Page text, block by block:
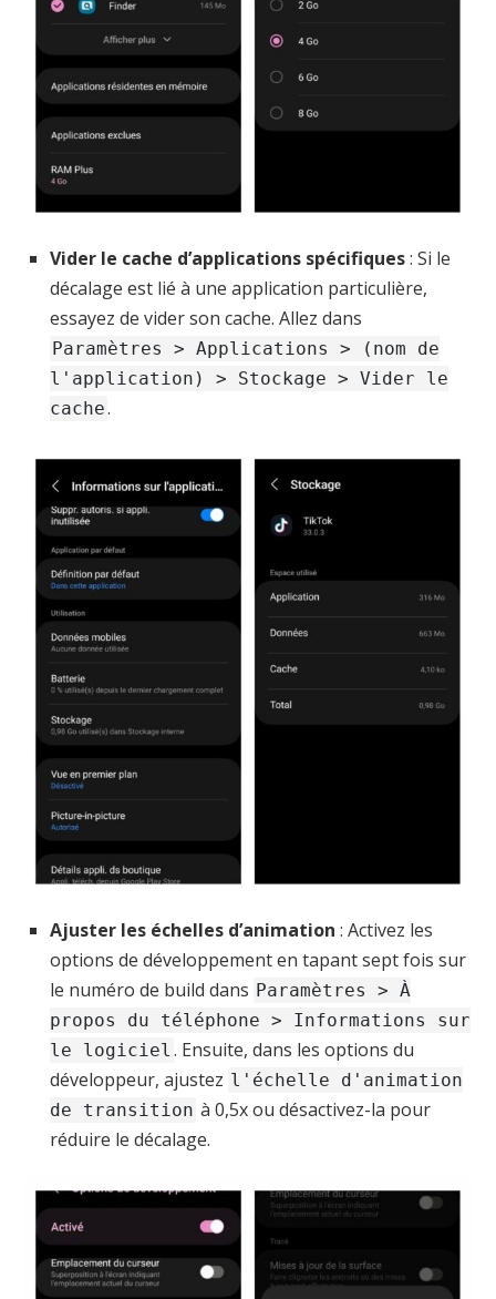
Vider le cache d’applications spécifiques: Si le
décalage est lié à une application particulière,
essayez de vider son cache. Allez dans
Paramètres > Applications > (nom de
l'application) > Stockage > Vider le
cache.
Ajuster les échelles d’animation : Activez les
options de développement en tapant sept fois sur
le numéro de build dans Paramètres > À
propos du téléphone > Informations sur
le logiciel . Ensuite, dans les options du
développeur, ajustez l'échelle d'animation
de transition à 0,5x ou désactivez-la pour
réduire le décalage.